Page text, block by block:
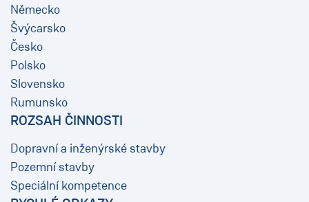
Německo
Švýcarsko
Česko
Polsko
Slovensko
Rumunsko
ROZSAH ČINNOSTI
Dopravní a inženýrské stavby
Pozemní stavby
Speciální kompetence